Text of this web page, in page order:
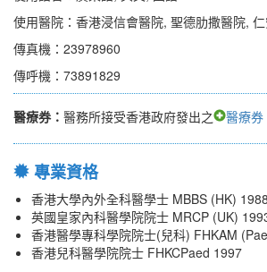
使用醫院：香港浸信會醫院, 聖德肋撒醫院,
傳真機：23978960
傳呼機：73891829
醫療券： 醫務所接受香港政府發出之 醫療券
專業資格
香港大學內外全科醫學士 MBBS (HK) 1988
英國皇家內科醫學院院士 MRCP (UK)
香港醫學專科學院院士(兒科) FHKAM
香港兒科醫學院院士 FHKCPaed 1997